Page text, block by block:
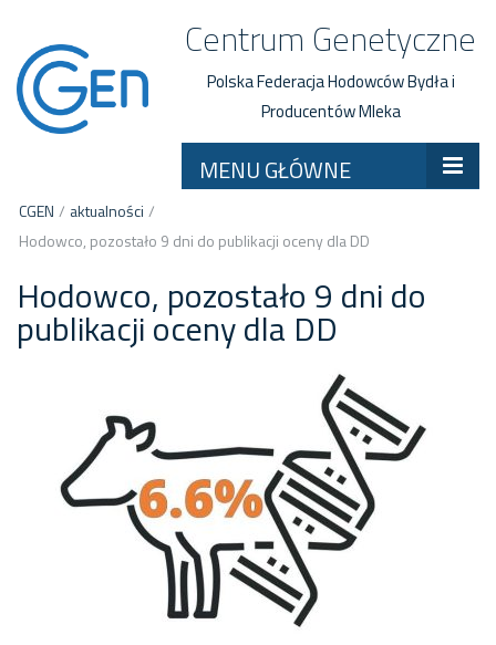
Centrum Genetyczne
Polska Federacja Hodowców Bydła i
Producentów Mleka
MENU GŁÓWNE
CGEN / aktualności /
Hodowco, pozostało 9 dni do publikacji oceny dla DD
Hodowco, pozostało 9 dni do
publikacji oceny dla DD